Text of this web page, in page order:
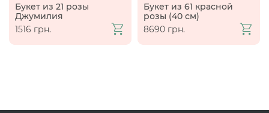
Букет из 21 розы
Джумилия
1516 грн.
Букет из 61 красной
розы (40 см)
8690 грн.